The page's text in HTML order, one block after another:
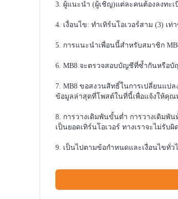
ผู้แนะนำ (ผู้เชิญ)แต่ละคนต้องลงทะ
เงื่อนไข: ทำเทิร์นโอเวอร์สาม (3) เ
การแนะนำเพื่อนนี้สำหรับสมาชิก
MB8 จะตรวจสอบบัญชีที่ซ้ำกันหรือ
MB8 ขอสงวนสิทธิ์ในการเปลี่ยนแป
ข้อมูลล่าสุดที่โพสต์ในที่นี้เพื่อแจ้งให้คุณ
การวางเดิมพันขั้นต่ำ การวางเดิมพั
เป็นยอดเทิร์นโอเวอร์ ทางเราจะไม่รั
เป็นไปตามข้อกำหนดและเงื่อนไขทั่ว